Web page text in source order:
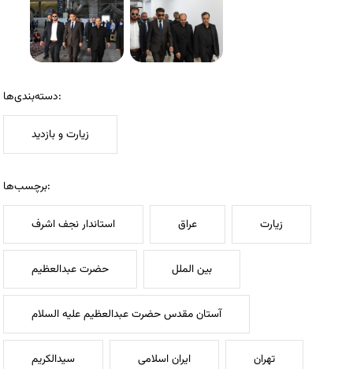
دسته‌بندی‌ها:
زیارت و بازدید
برچسب‌ها:
استاندار نجف اشرف عراق زیارت
حضرت عبدالعظیم بین الملل
آستان مقدس حضرت عبدالعظیم علیه السلام
سیدالکریم ایران اسلامی تهران